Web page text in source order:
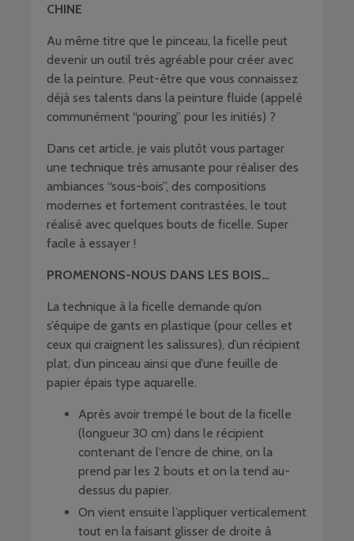
CHINE
Au même titre que le pinceau, la ficelle peut
devenir un outil très agréable pour créer avec
de la peinture. Peut-être que vous connaissez
déjà ses talents dans la peinture fluide (appelé
communément “pouring” pour les initiés) ?
Dans cet article, je vais plutôt vous partager
une technique très amusante pour réaliser des
ambiances “sous-bois”, des compositions
modernes et fortement contrastées, le tout
réalisé avec quelques bouts de ficelle. Super
facile à essayer !
PROMENONS-NOUS DANS LES BOIS…
La technique à la ficelle demande qu’on
s’équipe de gants en plastique (pour celles et
ceux qui craignent les salissures), d’un récipient
plat, d’un pinceau ainsi que d’une feuille de
papier épais type aquarelle.
Après avoir trempé le bout de la ficelle
(longueur 30 cm) dans le récipient
contenant de l’encre de chine, on la
prend par les 2 bouts et on la tend au-
dessus du papier.
On vient ensuite l’appliquer verticalement
tout en la faisant glisser de droite à